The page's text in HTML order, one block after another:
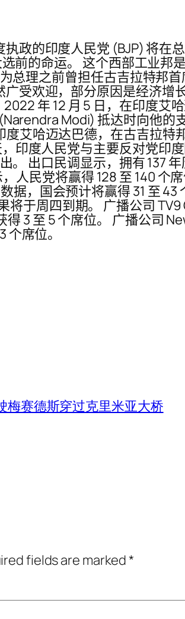
政的印度人民党 (BJP) 将在
前的命运。 这个西部工业邦
总理之前曾担任古吉拉特邦
受欢迎，部分原因是经济增
年 12 月 5 日，在印度艾
Modi) 抵达时向他的
艾哈迈达巴德，在古吉拉
印度人民党与主要反对党印
。 出口民调显示，拥有 137
人民党将赢得 128 至 140 个
据，国会预计将赢得 31 至
将于周四到期。 广播公司
3 至 5 个席位。 广播公司
席位。
梅赛德斯穿过克里米亚大桥
fields are marked*